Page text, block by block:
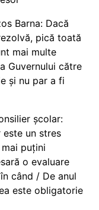
Barna: Dacă
pică toată
mai multe
Guvernului către
și nu par a fi
școlar:
un stres
puțini
o evaluare
când / De anul
este obligatorie